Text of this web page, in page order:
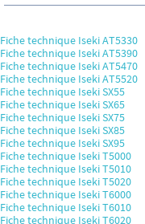
Fiche technique Iseki AT5330
Fiche technique Iseki AT5390
Fiche technique Iseki AT5470
Fiche technique Iseki AT5520
Fiche technique Iseki SX55
Fiche technique Iseki SX65
Fiche technique Iseki SX75
Fiche technique Iseki SX85
Fiche technique Iseki SX95
Fiche technique Iseki T5000
Fiche technique Iseki T5010
Fiche technique Iseki T5020
Fiche technique Iseki T6000
Fiche technique Iseki T6010
Fiche technique Iseki T6020